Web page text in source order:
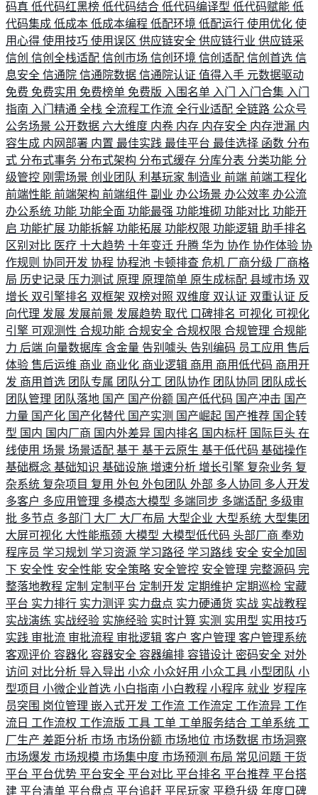
码真 低代码红黑榜 低代码结合 低代码编译型 低代码赋能 低
代码集成 低成本 低成本编程 低配环境 低配运行 使用优化 使
用心得 使用技巧 使用误区 供应链安全 供应链行业 供应链采
信创 信创全栈适配 信创市场 信创环境 信创适配 信创首选 信
息安全 信通院 信通院数据 信通院认证 值得入手 元数据驱动
免费 免费实用 免费榜单 免费版 入围名单 入门 入门合集 入门
指南 入门精通 全栈 全流程工作流 全行业适配 全链路 公众号
公务场景 公开数据 六大维度 内卷 内存 内存安全 内存泄漏 内
容生成 内网部署 内置 最佳实践 最佳平台 最佳选择 函数 分布
式 分布式事务 分布式架构 分布式缓存 分库分表 分类功能 分
级管控 刚需场景 创业团队 利基玩家 制造业 前端 前端工程化
前端性能 前端架构 前端组件 副业 办公场景 办公效率 办公流
办公系统 功能 功能全面 功能最强 功能堆砌 功能对比 功能开
启 功能扩展 功能拆解 功能拓展 功能权限 功能逻辑 助手排名
区别对比 医疗 十大趋势 十年变迁 升腾 华为 协作 协作体验 协
作规则 协同开发 协程 协程池 卡顿排查 危机 厂商分级 厂商格
局 历史记录 压力测试 原理 原理简单 原生成标配 县域市场 双
增长 双引擎排名 双框架 双榜对照 双维度 双认证 双重认证 反
向代理 发展 发展前景 发展趋势 取代 口碑排名 可视化 可视化
引擎 可观测性 合规功能 合规安全 合规权限 合规管理 合规能
力 后端 向量数据库 含金量 告别噱头 告别编码 员工应用 售后
体验 售后运维 商业 商业化 商业逻辑 商用 商用低代码 商用开
发 商用首选 团队专属 团队分工 团队协作 团队协同 团队成长
团队管理 团队落地 国产 国产份额 国产低代码 国产冲击 国产
力量 国产化 国产化替代 国产实测 国产崛起 国产推荐 国企转
型 国内 国内厂商 国内外差异 国内排名 国内标杆 国际巨头 在
线使用 场景 场景适配 基于 基于云原生 基于低代码 基础操作
基础概念 基础知识 基础设施 增速分析 增长引擎 复杂业务 复
杂系统 复杂项目 复用 外包 外包团队 外部 多人协同 多人开发
多客户 多应用管理 多模态大模型 多端同步 多端适配 多级审
批 多节点 多部门 大厂 大厂布局 大型企业 大型系统 大型集团
大屏可视化 大性能瓶颈 大模型 大模型低代码 头部厂商 奉劝
程序员 学习规划 学习资源 学习路径 学习路线 安全 安全加固
下 安全性 安全性能 安全策略 安全管控 安全管理 完整源码 完
整落地教程 定制 定制平台 定制开发 定期维护 定期巡检 宝藏
平台 实力排行 实力测评 实力盘点 实力硬通货 实战 实战教程
实战演练 实战经验 实施经验 实时计算 实测 实用型 实用技巧
实践 审批流 审批流程 审批逻辑 客户 客户管理 客户管理系统
客观评价 容器化 容器安全 容器编排 容错设计 密码安全 对外
访问 对比分析 导入导出 小众 小众好用 小众工具 小型团队 小
型项目 小微企业首选 小白指南 小白教程 小程序 就业 岁程序
员突围 岗位管理 嵌入式开发 工作流 工作流定 工作流异 工作
流日 工作流权 工作流版 工具 工单 工单服务结合 工单系统 工
厂生产 差距分析 市场 市场份额 市场地位 市场数据 市场洞察
市场爆发 市场规模 市场集中度 市场预测 布局 常见问题 干货
平台 平台优势 平台安全 平台对比 平台排名 平台推荐 平台搭
建 平台清单 平台盘点 平台追赶 平民玩家 平稳升级 年度口碑